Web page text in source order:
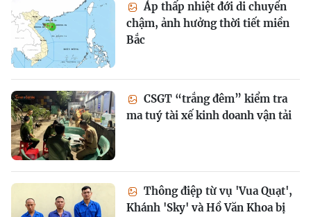
Áp thấp nhiệt đới di chuyển
chậm, ảnh hưởng thời tiết miền
Bắc
CSGT “trắng đêm” kiểm tra
ma tuý tài xế kinh doanh vận tải
Thông điệp từ vụ 'Vua Quạt',
Khánh 'Sky' và Hồ Văn Khoa bị